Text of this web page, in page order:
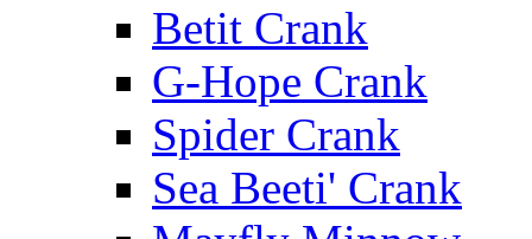
Betit Crank
G-Hope Crank
Spider Crank
Sea Beeti' Crank